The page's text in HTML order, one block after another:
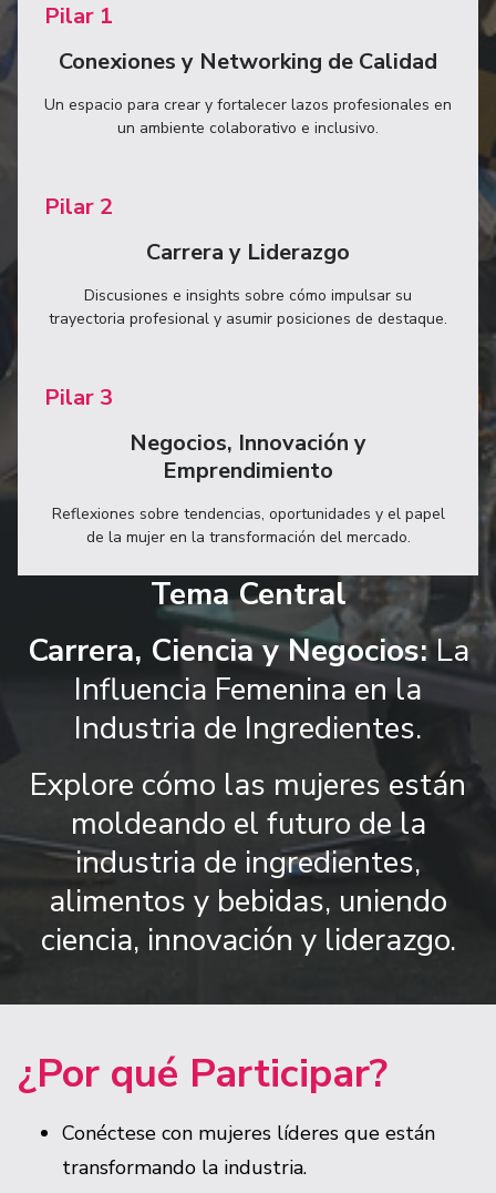
Pilar 1
Conexiones y Networking de Calidad
Un espacio para crear y fortalecer lazos profesionales en
un ambiente colaborativo e inclusivo.
Pilar 2
Carrera y Liderazgo
Discusiones e insights sobre cómo impulsar su
trayectoria profesional y asumir posiciones de destaque.
Pilar 3
Negocios, Innovación y
Emprendimiento
Reflexiones sobre tendencias, oportunidades y el papel
de la mujer en la transformación del mercado.
Tema Central
Carrera, Ciencia y Negocios:La
Influencia Femenina en la
Industria de Ingredientes.
Explore cómo las mujeres están
moldeando el futuro de la
industria de ingredientes,
alimentos y bebidas, uniendo
ciencia, innovación y liderazgo.
¿Por qué Participar?
Conéctese con mujeres líderes que están
transformando la industria.